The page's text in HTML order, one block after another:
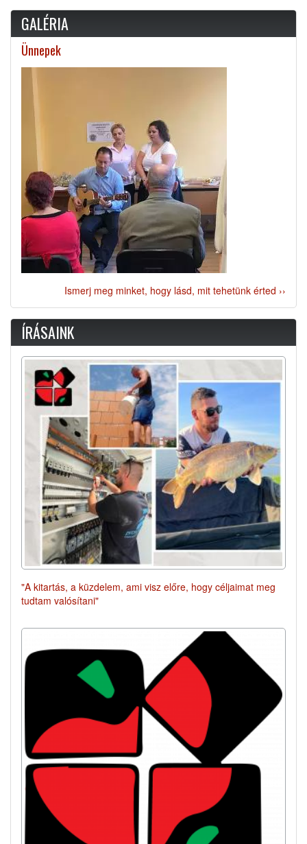
GALÉRIA
Ünnepek
Ismerj meg minket, hogy lásd, mit tehetünk érted ››
ÍRÁSAINK
"A kitartás, a küzdelem, ami visz előre, hogy céljaimat meg
tudtam valósítani"